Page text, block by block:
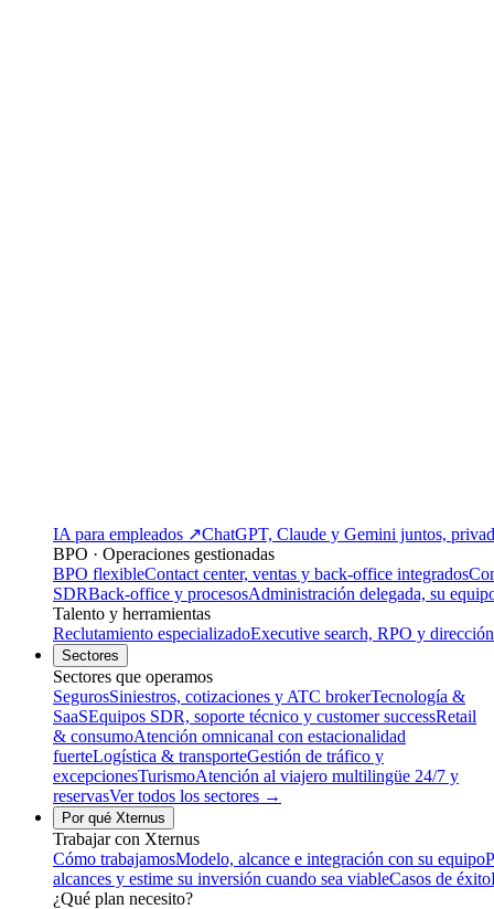
IA para empleados ↗ChatGPT, Claude y Gemini juntos,
BPO · Operaciones gestionadas
BPO flexibleContact center, ventas y back-office integrados
SDRBack-office y procesosAdministración delegada, su
Talento y herramientas
Reclutamiento especializadoExecutive search, RPO y
Sectores
Sectores que operamos
SegurosSiniestros, cotizaciones y ATC brokerTecnología &
SaaSEquipos SDR, soporte técnico y customer successRetail
& consumoAtención omnicanal con estacionalidad
fuerteLogística & transporteGestión de tráfico y
excepcionesTurismoAtención al viajero multilingüe 24/7 y
reservasVer todos los sectores →
Por qué Xternus
Trabajar con Xternus
Cómo trabajamosModelo, alcance e integración con su equipo
alcances y estime su inversión cuando sea viableCasos de éxito
¿Qué plan necesito?